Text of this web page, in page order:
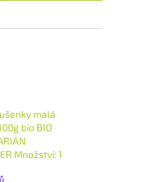
malá
bio BIO
Množství: 1